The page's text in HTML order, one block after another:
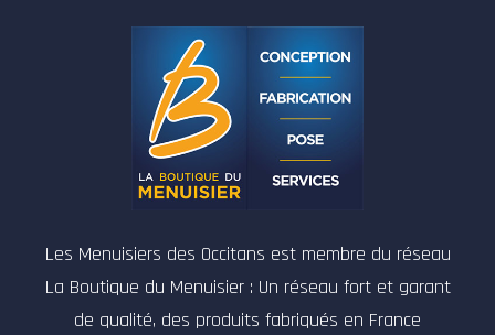
Les Menuisiers des Occitans est membre du réseau
La Boutique du Menuisier : Un réseau fort et garant
de qualité, des produits fabriqués en France